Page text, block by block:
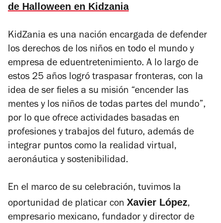
de Halloween en Kidzania
KidZania es una nación encargada de defender
los derechos de los niños en todo el mundo y
empresa de eduentretenimiento. A lo largo de
estos 25 años logró traspasar fronteras, con la
idea de ser fieles a su misión “encender las
mentes y los niños de todas partes del mundo”,
por lo que ofrece actividades basadas en
profesiones y trabajos del futuro, además de
integrar puntos como la realidad virtual,
aeronáutica y sostenibilidad.
En el marco de su celebración, tuvimos la
oportunidad de platicar con Xavier López,
empresario mexicano, fundador y director de